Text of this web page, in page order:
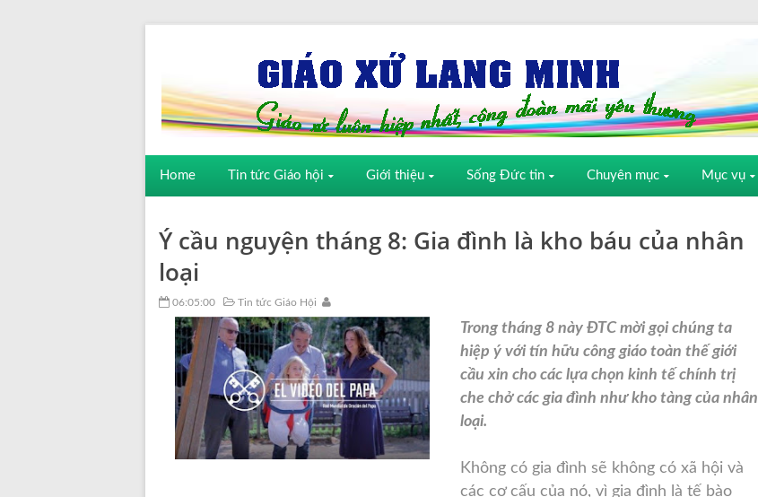
Home Tin tức Giáo hội Giới thiệu Sống Đức tin Chuyên mục Mục vụ
Ý cầu nguyện tháng 8: Gia đình là kho báu của nhân
loại
06:05:00 Tin tức Giáo Hội
Trong tháng 8 này ĐTC mời gọi chúng ta
hiệp ý với tín hữu công giáo toàn thế giới
cầu xin cho các lựa chọn kinh tế chính trị
che chở các gia đình như kho tàng của nhân
loại.
Không có gia đình sẽ không có xã hội và
các cơ cấu của nó, vì gia đình là tế bào